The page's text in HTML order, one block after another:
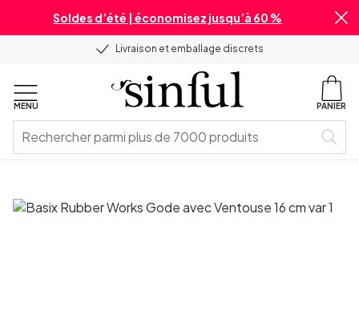
Soldes d’été | économisez jusqu’à 60 %
Livraison et emballage discrets
MENU PANIER